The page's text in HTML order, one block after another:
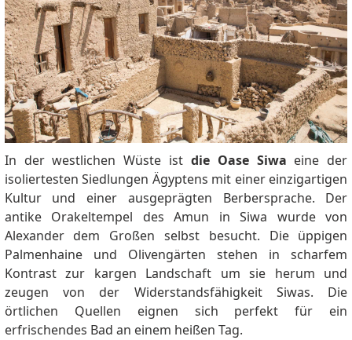
In der westlichen Wüste ist die Oase Siwa eine der
isoliertesten Siedlungen Ägyptens mit einer einzigartigen
Kultur und einer ausgeprägten Berbersprache. Der
antike Orakeltempel des Amun in Siwa wurde von
Alexander dem Großen selbst besucht. Die üppigen
Palmenhaine und Olivengärten stehen in scharfem
Kontrast zur kargen Landschaft um sie herum und
zeugen von der Widerstandsfähigkeit Siwas. Die
örtlichen Quellen eignen sich perfekt für ein
erfrischendes Bad an einem heißen Tag.